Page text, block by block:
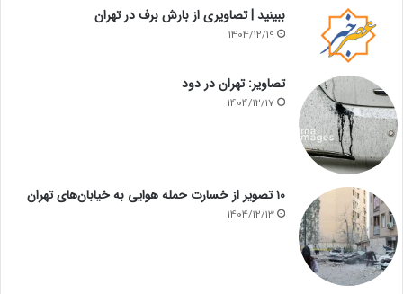
ببینید | تصاویری از بارش برف در تهران
1404/12/19
تصاویر: تهران در دود
1404/12/17
۱۰ تصویر از خسارت حمله هوایی به خیابان‌های تهران
1404/12/13